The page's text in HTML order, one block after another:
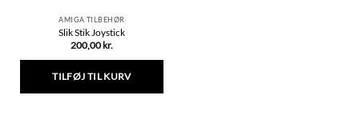
AMIGA TILBEHØR
Slik Stik Joystick
200,00 kr.
TILFØJ TIL KURV